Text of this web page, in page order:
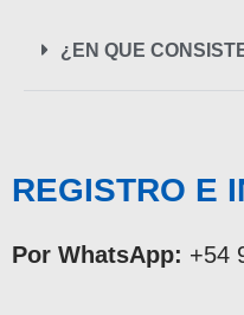
¿EN QUE
REGISTRO E
Por WhatsApp: +54